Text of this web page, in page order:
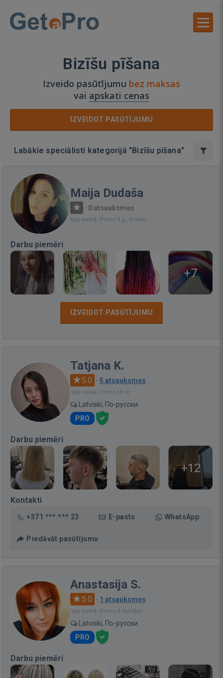
Bizīšu pīšana
Izveido pasūtījumu bez maksas
vai apskati cenas
IZVEIDOT PASŪTĪJUMU
Labākie speciālisti kategorijā "Bizīšu pīšana"
Maija Dudaša
· 0 atsauksmes
Bija vietnē: Pirms 4 g., 9 mēn.
Darbu piemēri
+7
IZVEIDOT PASŪTĪJUMU
Tatjana K.
5.0 · 5 atsauksmes
Bija vietnē: Pirms 18 st.
Latviski, По-русски
PRO
Darbu piemēri
+12
Kontakti
+371 *** *** 23 E-pasts WhatsApp
Piedāvāt pasūtījumu
Anastasija S.
5.0 · 1 atsauksmes
Bija vietnē: Pirms 4 dienām
Latviski, По-русски
PRO
Darbu piemēri